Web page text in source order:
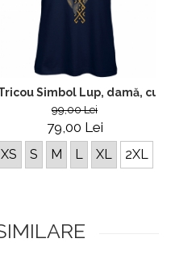
bleumarin CDAC03
Simbol Lup, damă,
99,00 Lei
79,00 Lei
XS S M L XL 2XL